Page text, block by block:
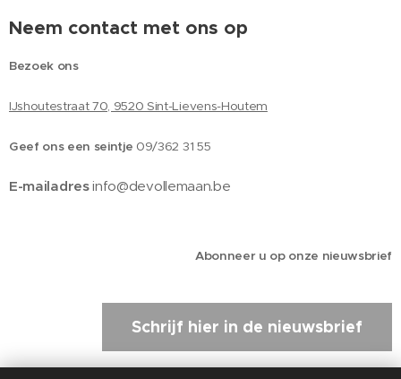
Neem contact met ons op
Bezoek ons
IJshoutestraat 70, 9520 Sint-Lievens-Houtem
Geef ons een seintje 09/362 31 55
E-mailadresinfo@devollemaan.be
Abonneer u op onze nieuwsbrief
Schrijf hier in de nieuwsbrief